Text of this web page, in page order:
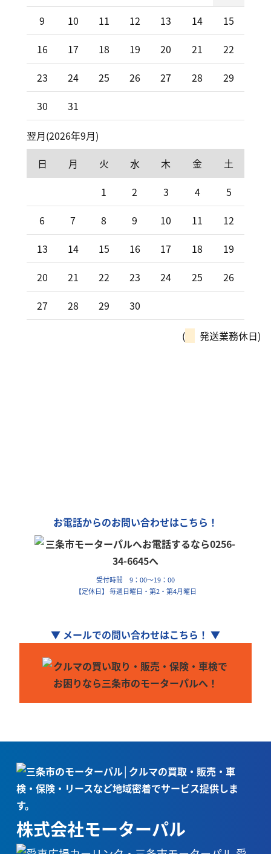
9
10 11 12 13 14
15
16
17 18 19 20 21
22
23
24 25 26 27 28
29
30
31
翌月(2026年9月)
日
月 火 水 木 金
土
1
2 3 4
5
6
7 8 9 10 11
12
13
14 15 16 17 18
19
20
21 22 23 24 25
26
27
28 29 30
( 発送業務休日)
お電話からのお問い合わせはこちら！
受付時間 9：00～19：00
【定休日】 毎週日曜日・第2・第4月曜日
▼ メールでの問い合わせはこちら！ ▼
株式会社モーターパル